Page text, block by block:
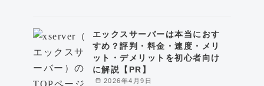
2026年4月9日
エックスサーバーは本当におす
すめ？評判・料金・速度・メリ
ット・デメリットを初心者向け
に解説【PR】